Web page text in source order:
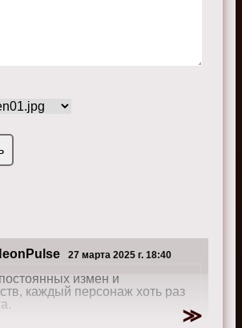
27 марта 2025 г. 18:40
измен и
каждый персонаж хоть раз